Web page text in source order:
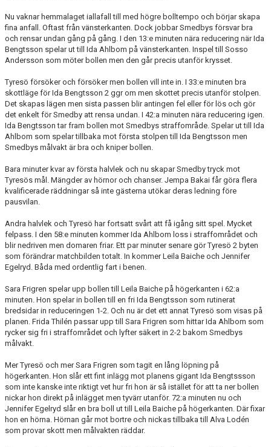
Nu vaknar hemmalaget iallafall till med högre bolltempo och börjar skapa
fina anfall. Oftast från vänsterkanten. Dock jobbar Smedbys försvar bra
och rensar undan gång på gång. I den 13:e minuten nära reducering när Ida
Bengtsson spelar ut till Ida Ahlbom på vänsterkanten. Inspel till Sosso
Andersson som möter bollen men den går precis utanför krysset.
Tyresö försöker och försöker men bollen vill inte in. I 33:e minuten bra
skottläge för Ida Bengtsson 2 ggr om men skottet precis utanför stolpen.
Det skapas lägen men sista passen blir antingen fel eller för lös och gör
det enkelt för Smedby att rensa undan. I 42:a minuten nära reducering igen.
Ida Bengtsson tar fram bollen mot Smedbys straffområde. Spelar ut till Ida
Ahlbom som spelar tillbaka mot första stolpen till Ida Bengtsson men
Smedbys målvakt är bra och kniper bollen.
Bara minuter kvar av första halvlek och nu skapar Smedby tryck mot
Tyresös mål. Mängder av hörnor och chanser. Jempa Bakai får göra flera
kvalificerade räddningar så inte gästerna utökar deras ledning före
pausvilan.
Andra halvlek och Tyresö har fortsatt svårt att få igång sitt spel. Mycket
felpass. I den 58:e minuten kommer Ida Ahlbom loss i straffområdet och
blir nedriven men domaren friar. Ett par minuter senare gör Tyresö 2 byten
som förändrar matchbilden totalt. In kommer Leila Baiche och Jennifer
Egelryd. Båda med ordentlig fart i benen.
Sara Frigren spelar upp bollen till Leila Baiche på högerkanten i 62:a
minuten. Hon spelar in bollen till en fri Ida Bengtsson som rutinerat
bredsidar in reduceringen 1-2. Och nu är det ett annat Tyresö som visas på
planen. Frida Thilén passar upp till Sara Frigren som hittar Ida Ahlbom som
rycker sig fri i straffområdet och lyfter säkert in 2-2 bakom Smedbys
målvakt.
Mer Tyresö och mer Sara Frigren som tagit en lång löpning på
högerkanten. Hon slår ett fint inlägg mot planens gigant Ida Bengtssson
som inte kanske inte riktigt vet hur fri hon är så istället för att ta ner bollen
nickar hon direkt på inlägget men tyvärr utanför. 72:a minuten nu och
Jennifer Egelryd slår en bra boll ut till Leila Baiche på högerkanten. Där fixar
hon en hörna. Hörnan går mot bortre och nickas tillbaka till Alva Lodén
som provar skott men målvakten räddar.